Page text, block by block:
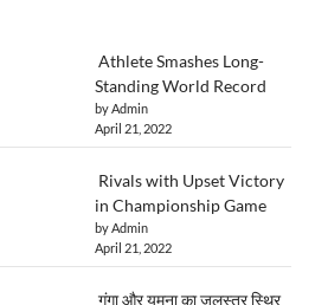
Athlete Smashes Long-
Standing World Record
by Admin
April 21, 2022
Rivals with Upset Victory
in Championship Game
by Admin
April 21, 2022
गंगा और यमुना का जलस्तर स्थिर